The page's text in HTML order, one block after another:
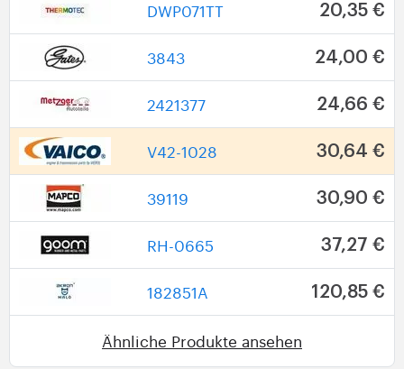
DWP071TT 20,35 €
3843 24,00 €
2421377 24,66 €
V42-1028 30,64 €
39119 30,90 €
RH-0665 37,27 €
182851A 120,85 €
Ähnliche Produkte ansehen